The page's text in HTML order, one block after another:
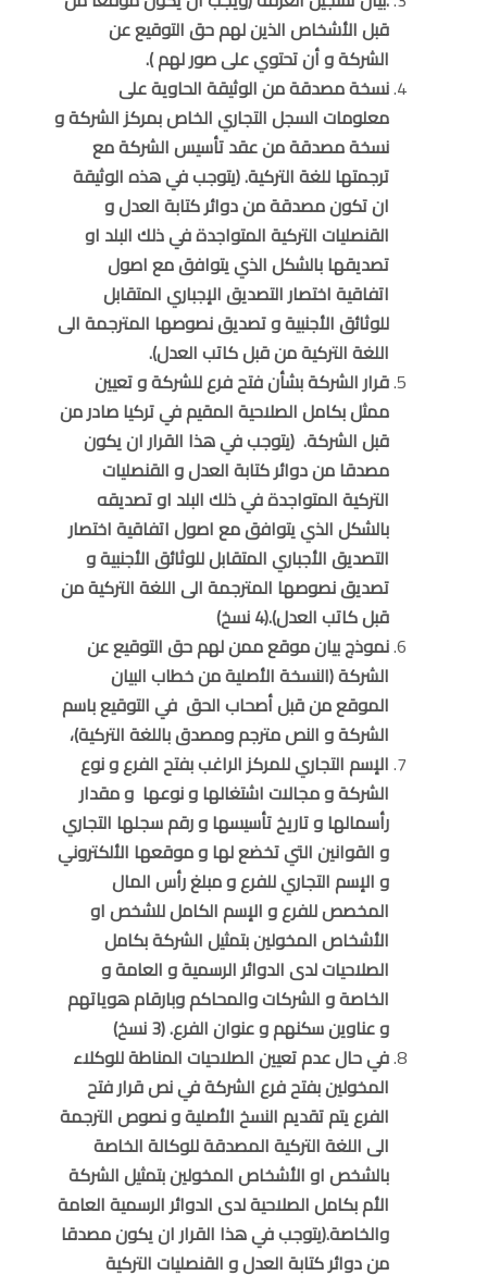
قبل الأشخاص الذين لهم حق التوقيع عن
الشركة و أن تحتوي على صور لهم ).
نسخة مصدقة من الوثيقة الحاوية على
معلومات السجل التجاري الخاص بمركز الشركة و
نسخة مصدقة من عقد تأسيس الشركة مع
ترجمتها للغة التركية. (يتوجب في هذه الوثيقة
ان تكون مصدقة من دوائر كتابة العدل و
القنصليات التركية المتواجدة في ذلك البلد او
تصديقها بالشكل الذي يتوافق مع اصول
اتفاقية اختصار التصديق الإجباري المتقابل
للوثائق الأجنبية و تصديق نصوصها المترجمة الى
اللغة التركية من قبل كاتب العدل).
قرار الشركة بشأن فتح فرع للشركة و تعيين
ممثل بكامل الصلاحية المقيم في تركيا صادر من
قبل الشركة. (يتوجب في هذا القرار ان يكون
مصدقا من دوائر كتابة العدل و القنصليات
التركية المتواجدة في ذلك البلد او تصديقه
بالشكل الذي يتوافق مع اصول اتفاقية اختصار
التصديق الأجباري المتقابل للوثائق الأجنبية و
تصديق نصوصها المترجمة الى اللغة التركية من
قبل كاتب العدل).(4 نسخ)
نموذج بيان موقع ممن لهم حق التوقيع عن
الشركة (النسخة الأصلية من خطاب البيان
الموقع من قبل أصحاب الحق في التوقيع باسم
الشركة و النص مترجم ومصدق باللغة التركية)،
الإسم التجاري للمركز الراغب بفتح الفرع و نوع
الشركة و مجالات اشتغالها و نوعها و مقدار
رأسمالها و تاريخ تأسيسها و رقم سجلها التجاري
و القوانين التي تخضع لها و موقعها الألكتروني
و الإسم التجاري للفرع و مبلغ رأس المال
المخصص للفرع و الإسم الكامل للشخص او
الأشخاص المخولين بتمثيل الشركة بكامل
الصلاحيات لدى الدوائر الرسمية و العامة و
الخاصة و الشركات والمحاكم وبارقام هوياتهم
و عناوين سكنهم و عنوان الفرع. (3 نسخ)
في حال عدم تعيين الصلاحيات المناطة للوكلاء
المخولين بفتح فرع الشركة في نص قرار فتح
الفرع يتم تقديم النسخ الأصلية و نصوص الترجمة
الى اللغة التركية المصدقة للوكالة الخاصة
بالشخص او الأشخاص المخولين بتمثيل الشركة
الأم بكامل الصلاحية لدى الدوائر الرسمية العامة
والخاصة.(يتوجب في هذا القرار ان يكون مصدقا
من دوائر كتابة العدل و القنصليات التركية